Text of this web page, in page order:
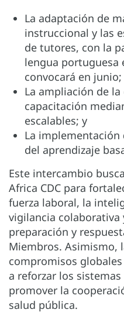
La adaptación de
instruccional y las
de tutores, con la
lengua portuguesa
convocará en junio;
La ampliación de
capacitación
escalables; y
La
del aprendizaje
Este intercambio
Africa CDC para
fuerza laboral, la
vigilancia colaborativa
preparación y
Miembros. Asimismo,
compromisos
a reforzar los
promover la
salud pública.